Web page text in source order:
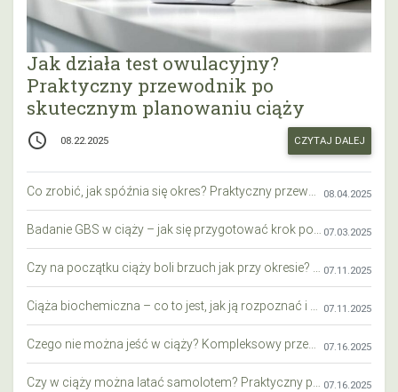
Jak działa test owulacyjny?
Praktyczny przewodnik po
skutecznym planowaniu ciąży
access_time 08.22.2025 CZYTAJ DALEJ
08.04.2025
07.03.2025
07.11.2025
07.11.2025
07.16.2025
07.16.2025